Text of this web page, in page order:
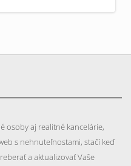
osoby aj realitné kancelárie,
s nehnuteľnostami, stačí keď
a aktualizovať Vaše